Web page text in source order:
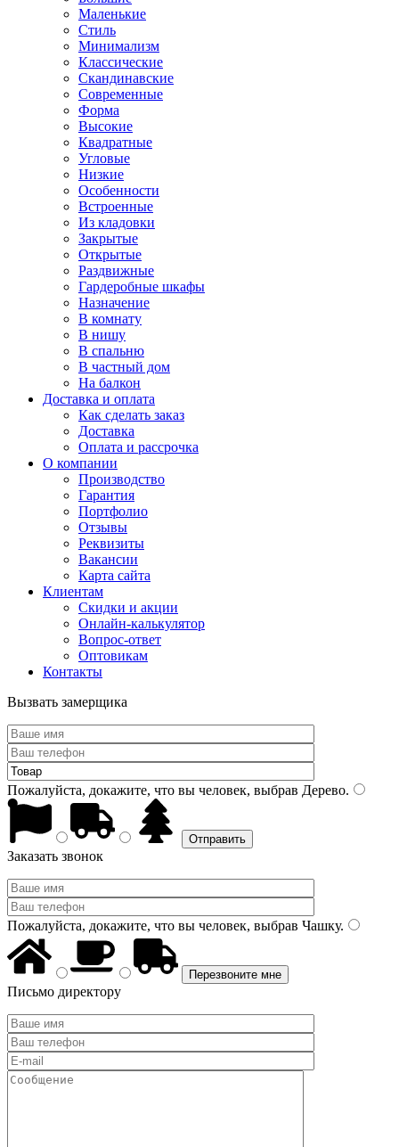
Маленькие
Стиль
Минимализм
Классические
Скандинавские
Современные
Форма
Высокие
Квадратные
Угловые
Низкие
Особенности
Встроенные
Из кладовки
Закрытые
Открытые
Раздвижные
Гардеробные шкафы
Назначение
В комнату
В нишу
В спальню
В частный дом
На балкон
Доставка и оплата
Как сделать заказ
Доставка
Оплата и рассрочка
О компании
Производство
Гарантия
Портфолио
Отзывы
Реквизиты
Вакансии
Карта сайта
Клиентам
Скидки и акции
Онлайн-калькулятор
Вопрос-ответ
Оптовикам
Контакты
Вызвать замерщика
Пожалуйста, докажите, что вы человек, выбрав Дерево.
Заказать звонок
Пожалуйста, докажите, что вы человек, выбрав Чашку.
Письмо директору